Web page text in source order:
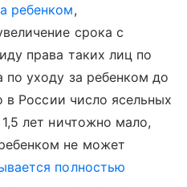
ребенком,
срока с
права таких лиц по
по уходу за ребенком до
в России число ясельных
лет ничтожно мало,
не может
полностью